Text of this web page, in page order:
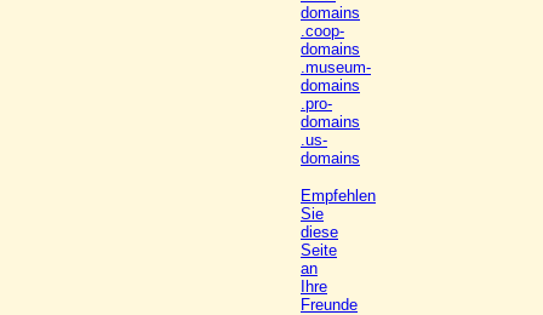
domains
.coop-
domains
.museum-
domains
.pro-
domains
.us-
domains
Empfehlen
Sie
diese
Seite
an
Ihre
Freunde